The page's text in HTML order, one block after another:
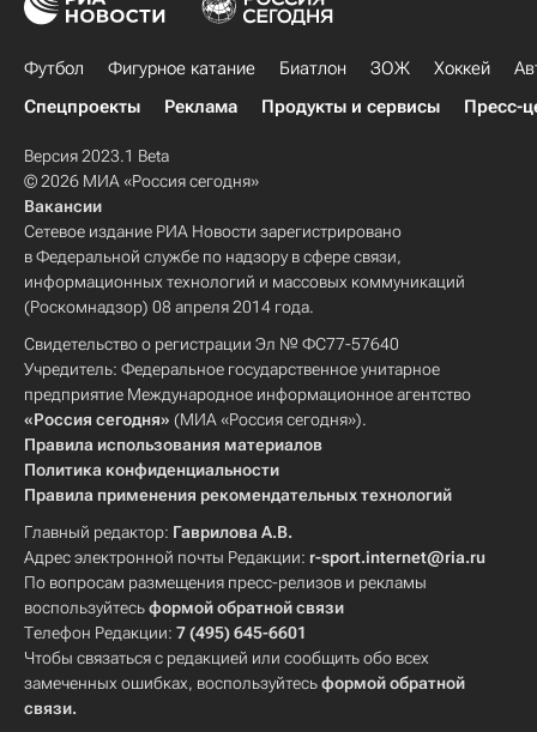
Футбол Фигурное катание Биатлон ЗОЖ Хоккей
Спецпроекты
Реклама Продукты и сервисы Пресс-
Версия 2023.1 Beta
© 2026 МИА «Россия сегодня»
Вакансии
Сетевое издание РИА Новости зарегистрировано
в Федеральной службе по надзору в сфере связи,
информационных технологий и массовых коммуникаций
(Роскомнадзор) 08 апреля 2014 года.
Свидетельство о регистрации Эл № ФС77-57640
Учредитель: Федеральное государственное унитарное
предприятие Международное информационное агентство
«Россия сегодня» (МИА «Россия сегодня»).
Правила использования материалов
Политика конфиденциальности
Правила применения рекомендательных технологий
Главный редактор: Гаврилова А.В.
Адрес электронной почты Редакции: r-sport.internet@ria.ru
По вопросам размещения пресс-релизов и рекламы
воспользуйтесьформой обратной связи
Телефон Редакции: 7 (495) 645-6601
Чтобы связаться с редакцией или сообщить обо всех
замеченных ошибках, воспользуйтесьформой обратной
связи.